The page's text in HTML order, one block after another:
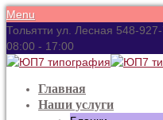
Menu
Тольятти ул. Лесная 548-
08:00 - 17:00
Главная
Наши услуги